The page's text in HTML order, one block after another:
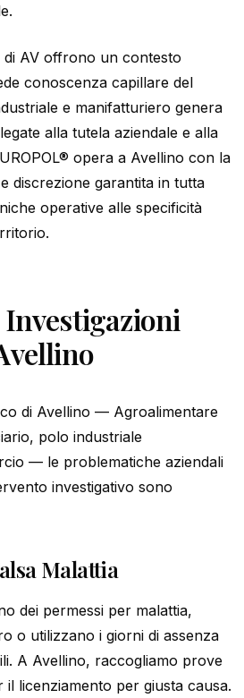
AV offrono un contesto
conoscenza capillare del
e manifatturiero genera
alla tutela aziendale e alla
opera a Avellino con la
discrezione garantita in tutta
operative alle specificità
di Avellino — Agroalimentare
polo industriale
— le problematiche aziendali
investigativo sono
Malattia
dei permessi per malattia,
o utilizzano i giorni di assenza
A Avellino, raccogliamo prove
il licenziamento per giusta causa.